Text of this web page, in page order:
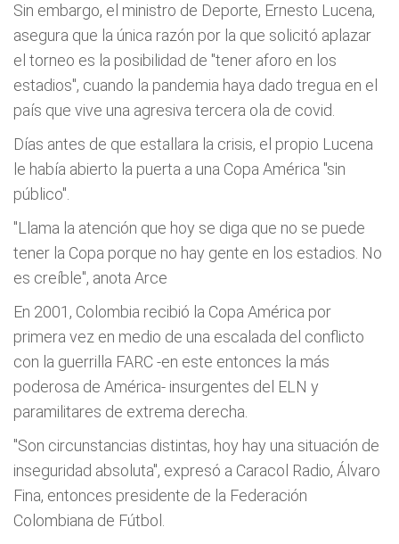
Sin embargo, el ministro de Deporte, Ernesto Lucena,
asegura que la única razón por la que solicitó aplazar
el torneo es la posibilidad de "tener aforo en los
estadios", cuando la pandemia haya dado tregua en el
país que vive una agresiva tercera ola de covid.
Días antes de que estallara la crisis, el propio Lucena
le había abierto la puerta a una Copa América "sin
público".
"Llama la atención que hoy se diga que no se puede
tener la Copa porque no hay gente en los estadios. No
es creíble", anota Arce
En 2001, Colombia recibió la Copa América por
primera vez en medio de una escalada del conflicto
con la guerrilla FARC -en este entonces la más
poderosa de América- insurgentes del ELN y
paramilitares de extrema derecha.
"Son circunstancias distintas, hoy hay una situación de
inseguridad absoluta", expresó a Caracol Radio, Álvaro
Fina, entonces presidente de la Federación
Colombiana de Fútbol.